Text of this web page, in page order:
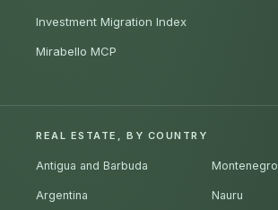
Investment Migration Index
Mirabello MCP
REAL ESTATE, BY COUNTRY
Antigua and Barbuda
Argentina
Montenegro
Nauru